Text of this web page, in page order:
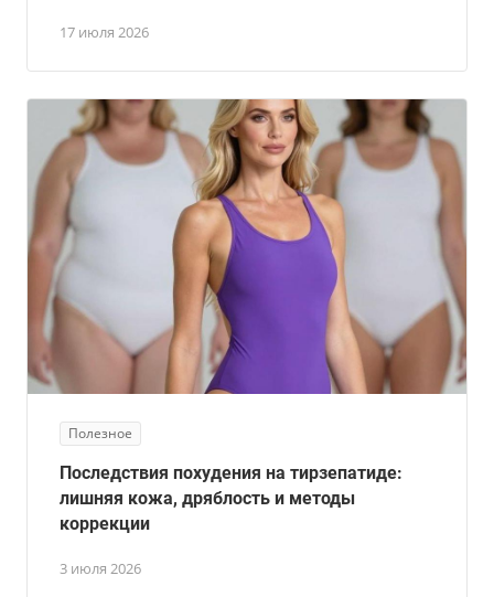
17 июля 2026
Полезное
3 июля 2026
Последствия похудения на тирзепатиде:
лишняя кожа, дряблость и методы
коррекции